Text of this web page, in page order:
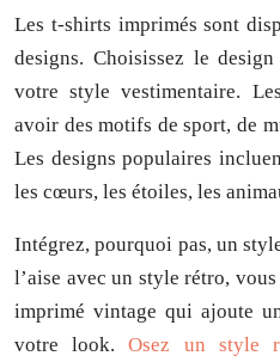
Les t-shirts imprimés sont
designs. Choisissez le
votre style vestimentaire.
avoir des motifs de sport, de
Les designs populaires
les cœurs, les étoiles, les
Intégrez, pourquoi pas, un
l’aise avec un style rétro,
imprimé vintage qui ajoute
votre look.Osez un style